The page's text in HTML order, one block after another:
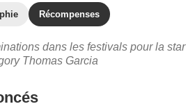
Récompenses
dans les festivals pour la star
Thomas Garcia